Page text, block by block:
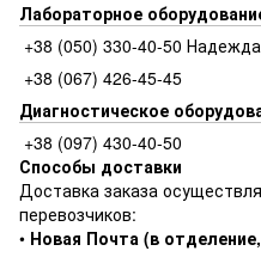
Лабораторное
+38 (050) 330-40-50
+38 (067) 426-45-45
Диагностическое
+38 (097) 430-40-50
Способы доставки
Доставка заказа
перевозчиков:
• Новая Почта (в